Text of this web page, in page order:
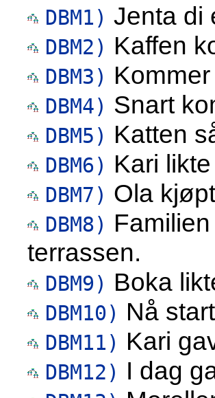
DBM1) Jenta di
DBM2) Kaffen
DBM3)
DBM4) Snart
DBM5) Katten
DBM6) Kari
DBM7) Ola
DBM8)
terrassen.
DBM9) Boka
DBM10) Nå
DBM11) Kari
DBM12) I dag